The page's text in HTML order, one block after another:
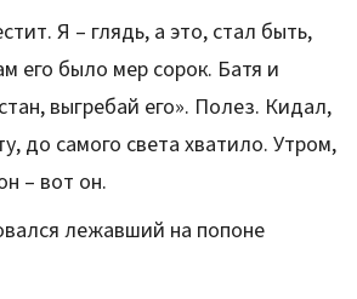
Я – глядь, а это, стал быть,
его было мер сорок. Батя и
выгребай его». Полез. Кидал,
до самого света хватило. Утром,
– вот он.
лежавший на попоне